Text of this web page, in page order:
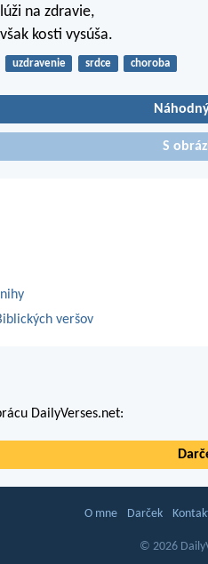
na zdravie,
kosti vysúša.
uzdravenie srdce choroba
S
veršov
DailyVerses.net:
O mne Darček
© 2026